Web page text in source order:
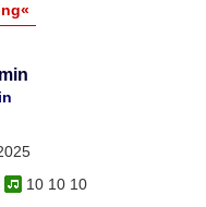
10 10 10